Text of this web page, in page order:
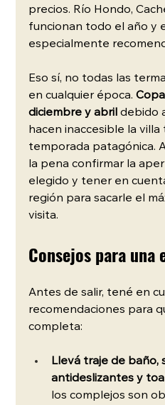
precios. Río Hondo,
funcionan todo el año y
especialmente
Eso sí, no todas las
en cualquier época.
diciembre y abril debido
hacen inaccesible la
temporada patagónica.
la pena confirmar la
elegido y tener en
región para sacarle el
visita.
Consejos para una
Antes de salir, tené en
recomendaciones para
completa:
Llevá traje de baño,
antideslizantes y
los complejos son